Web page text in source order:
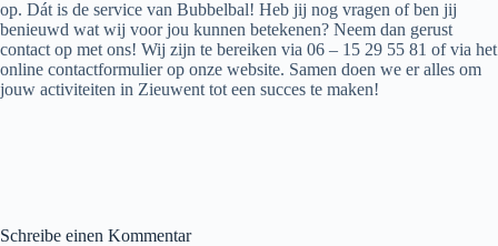
op. Dát is de service van Bubbelbal! Heb jij nog vragen of ben jij
benieuwd wat wij voor jou kunnen betekenen? Neem dan gerust
contact op met ons! Wij zijn te bereiken via 06 – 15 29 55 81 of via het
online contactformulier op onze website. Samen doen we er alles om
jouw activiteiten in Zieuwent tot een succes te maken!
Schreibe einen Kommentar